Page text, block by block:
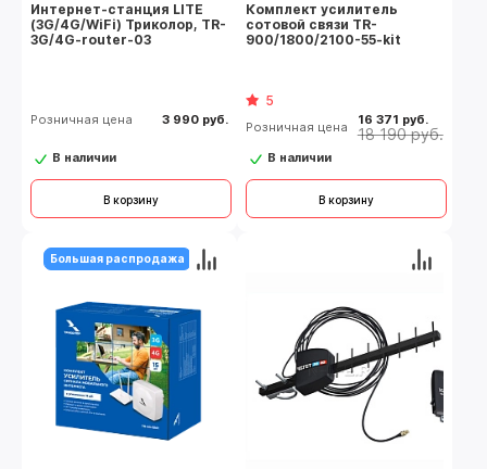
Интернет-станция LITE
(3G/4G/WiFi) Триколор, TR-
3G/4G-router-03
Розничная цена 3 990 руб.
В наличии
В корзину
Комплект усилитель
сотовой связи TR-
900/1800/2100-55-kit
5
Розничная цена 16 371 руб.
18 190 руб.
В наличии
В корзину
Большая распродажа